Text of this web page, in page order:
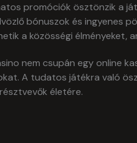
promóciók ösztönzik a
bónuszok és ingyenes
a közösségi élményeket,
nem csupán egy online
A tudatos játékra való
életére.